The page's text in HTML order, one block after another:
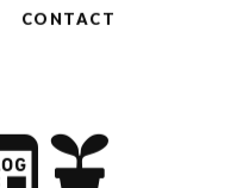
CONTACT